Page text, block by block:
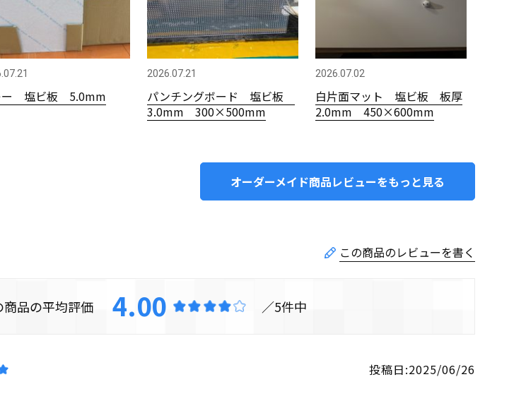
ー 塩ビ板 5.0mm
2026.07.21
パンチングボード 塩ビ板
3.0mm 300×500mm
2026.07.02
白片面マット 塩ビ板 板厚
2.0mm 450×600mm
オーダーメイド商品レビューをもっと見る
4.00 5
投稿日 2025/06/26